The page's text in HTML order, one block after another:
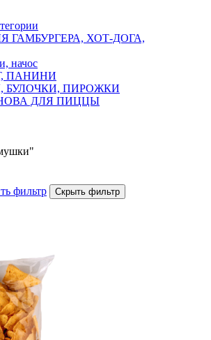
ГАМБУРГЕРА, ХОТ-ДОГА,
начос
ПАНИНИ
БУЛОЧКИ, ПИРОЖКИ
ДЛЯ ПИЦЦЫ
фильтр Скрыть фильтр